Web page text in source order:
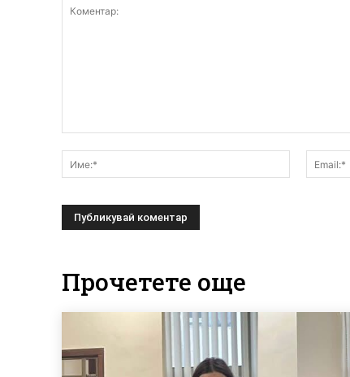
Име:*
Прочетете още